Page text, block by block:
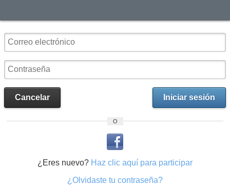
Iniciar sesión
Cancelar
O
¿Eres nuevo? Haz clic aquí para participar
¿Olvidaste tu contraseña?